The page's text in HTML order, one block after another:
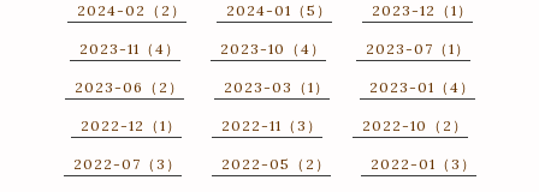
2024-02（2） 2024-01（5） 2023-12（1）
2023-11（4） 2023-10（4） 2023-07（1）
2023-06（2） 2023-03（1） 2023-01（4）
2022-12（1） 2022-11（3） 2022-10（2）
2022-07（3） 2022-05（2） 2022-01（3）